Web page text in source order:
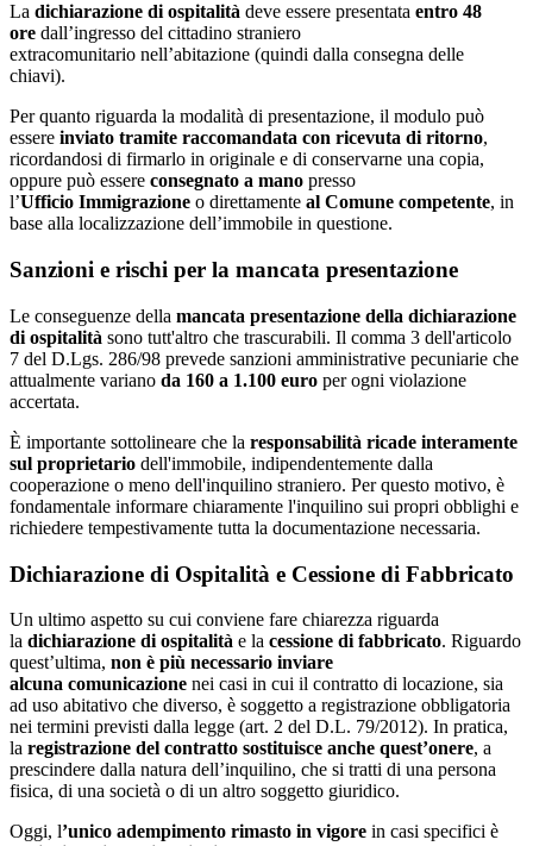
La dichiarazione di ospitalità deve essere presentata entro 48
ore dall’ingresso del cittadino straniero
extracomunitario nell’abitazione (quindi dalla consegna delle
chiavi).
Per quanto riguarda la modalità di presentazione, il modulo può
essere inviato tramite raccomandata con ricevuta di ritorno,
ricordandosi di firmarlo in originale e di conservarne una copia,
oppure può essere consegnato a mano presso
l’Ufficio Immigrazione o direttamente al Comune competente, in
base alla localizzazione dell’immobile in questione.
Sanzioni e rischi per la mancata presentazione
Le conseguenze della mancata presentazione della dichiarazione
di ospitalità sono tutt'altro che trascurabili. Il comma 3 dell'articolo
7 del D.Lgs. 286/98 prevede sanzioni amministrative pecuniarie che
attualmente variano da 160 a 1.100 euro per ogni violazione
accertata.
È importante sottolineare che la responsabilità ricade interamente
sul proprietario dell'immobile, indipendentemente dalla
cooperazione o meno dell'inquilino straniero. Per questo motivo, è
fondamentale informare chiaramente l'inquilino sui propri obblighi e
richiedere tempestivamente tutta la documentazione necessaria.
Dichiarazione di Ospitalità e Cessione di Fabbricato
Un ultimo aspetto su cui conviene fare chiarezza riguarda
la dichiarazione di ospitalità e la cessione di fabbricato. Riguardo
quest’ultima, non è più necessario inviare
alcuna comunicazione nei casi in cui il contratto di locazione, sia
ad uso abitativo che diverso, è soggetto a registrazione obbligatoria
nei termini previsti dalla legge (art. 2 del D.L. 79/2012). In pratica,
la registrazione del contratto sostituisce anche quest’onere, a
prescindere dalla natura dell’inquilino, che si tratti di una persona
fisica, di una società o di un altro soggetto giuridico.
Oggi, l’unico adempimento rimasto in vigore in casi specifici è